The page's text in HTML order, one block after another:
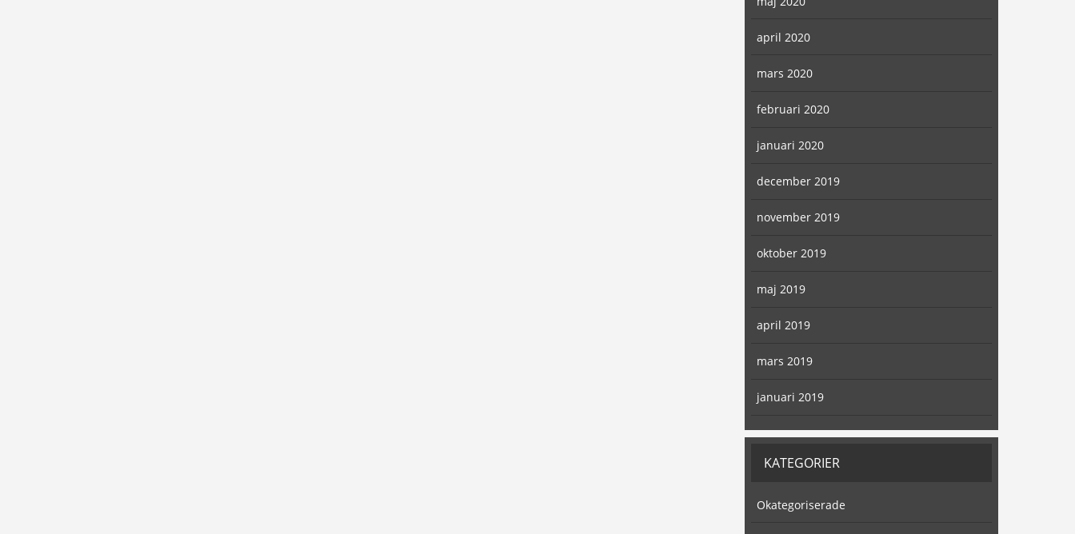
april 2020
mars 2020
februari 2020
januari 2020
december 2019
november 2019
oktober 2019
maj 2019
april 2019
mars 2019
januari 2019
KATEGORIER
Okategoriserade